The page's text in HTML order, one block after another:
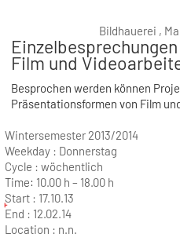
Bildhauerei ,
Film und
Besprochen werden können
Präsentationsformen von Film
Wintersemester 2013/2014
Weekday : Donnerstag
Cycle : wöchentlich
Time: 10.00 h – 18.00 h
Start : 17.10.13
End : 12.02.14
Location : n.n.